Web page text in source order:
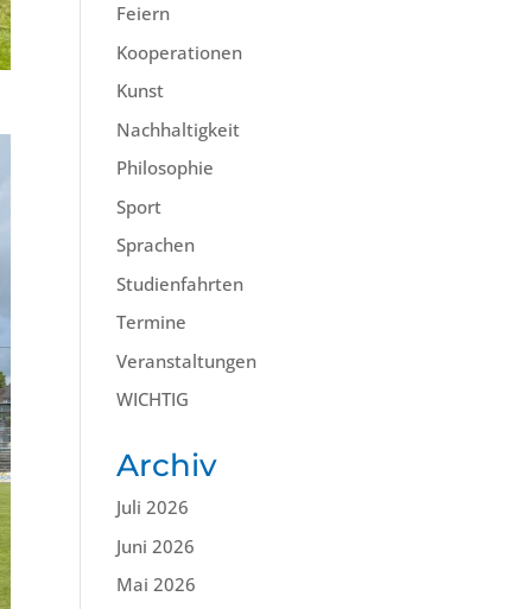
Feiern
Kooperationen
Kunst
Nachhaltigkeit
Philosophie
Sport
Sprachen
Studienfahrten
Termine
Veranstaltungen
WICHTIG
Archiv
Juli 2026
Juni 2026
Mai 2026